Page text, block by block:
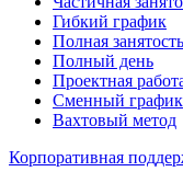
Гибкий график
Полная занятость
Полный день
Проектная
Сменный график
Вахтовый метод
Корпоративная